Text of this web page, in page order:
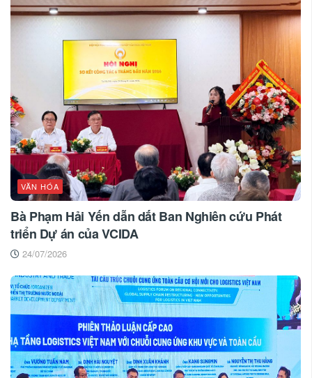
VĂN HÓA
Bà Phạm Hải Yến dẫn dắt Ban Nghiên cứu Phát
triển Dự án của VCIDA
24/07/2026